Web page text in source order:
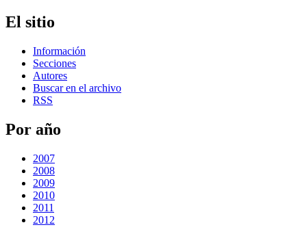
El sitio
Información
Secciones
Autores
Buscar en el archivo
RSS
Por año
2007
2008
2009
2010
2011
2012